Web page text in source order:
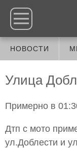
НОВОСТИ
Улица
Примерно в
Дтп с мото
ул.Доблести и